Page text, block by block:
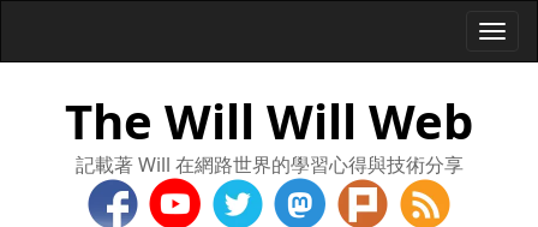
The Will Will Web
記載著 Will 在網路世界的學習心得與技術分享